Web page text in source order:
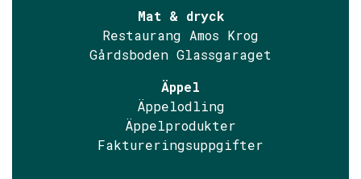
Mat & dryck
Restaurang Amos Krog
Gårdsboden Glassgaraget
Äppel
Äppelodling
Äppelprodukter
Faktureringsuppgifter